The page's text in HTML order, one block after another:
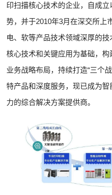
印扫描核心技术的企业，自成
势，并于2010年3月在深交所上
电、软等产品技术领域深厚的
核心技术和关键应用为基础，构
业务战略布局，持续打造“三个
特产品和深度服务，现已成为
力的综合解决方案提供商。